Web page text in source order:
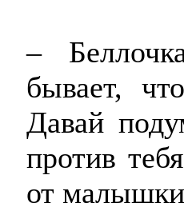
–
бывает,
Давай
против
от